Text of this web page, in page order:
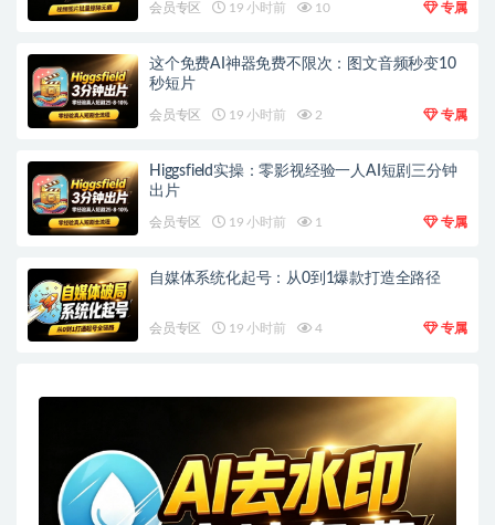
会员专区 19 小时前 10 专属
这个免费AI神器免费不限次：图文音频秒变10
秒短片
会员专区 19 小时前 2 专属
Higgsfield实操：零影视经验一人AI短剧三分钟
出片
会员专区 19 小时前 1 专属
自媒体系统化起号：从0到1爆款打造全路径
会员专区 19 小时前 4 专属